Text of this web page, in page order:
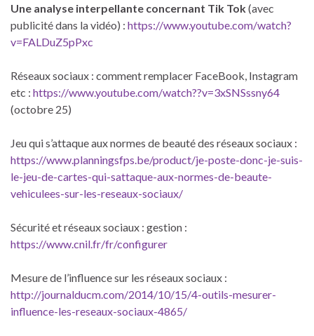
Une analyse interpellante concernant Tik Tok(avec
publicité dans la vidéo) : https://www.youtube.com/watch?
v=FALDuZ5pPxc
Réseaux sociaux : comment remplacer FaceBook, Instagram
etc : https://www.youtube.com/watch??v=3xSNSssny64
(octobre 25)
Jeu qui s’attaque aux normes de beauté des réseaux sociaux :
https://www.planningsfps.be/product/je-poste-donc-je-suis-
le-jeu-de-cartes-qui-sattaque-aux-normes-de-beaute-
vehiculees-sur-les-reseaux-sociaux/
Sécurité et réseaux sociaux : gestion :
https://www.cnil.fr/fr/configurer
Mesure de l’influence sur les réseaux sociaux :
http://journalducm.com/2014/10/15/4-outils-mesurer-
influence-les-reseaux-sociaux-4865/